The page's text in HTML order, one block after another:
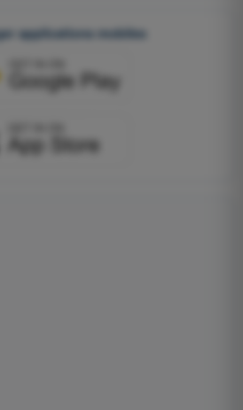
applications mobiles